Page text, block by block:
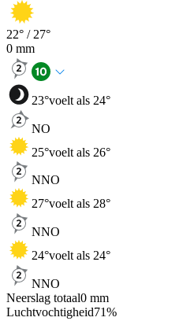
22° / 27°
0 mm
23°voelt als 24°
NO
25°voelt als 26°
NNO
27°voelt als 28°
NNO
24°voelt als 24°
NNO
Neerslag totaal0 mm
Luchtvochtigheid71%